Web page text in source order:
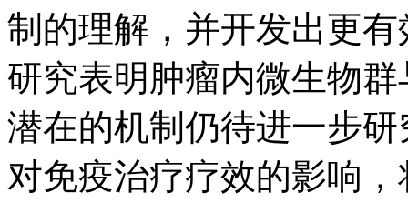
制的理解，并开发出更
研究表明肿瘤内微生物
潜在的机制仍待进一步
对免疫治疗疗效的影响